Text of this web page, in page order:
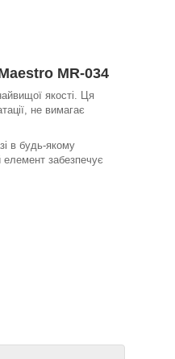
MR-034
якості. Ця
не вимагає
в будь-якому
елемент забезпечує